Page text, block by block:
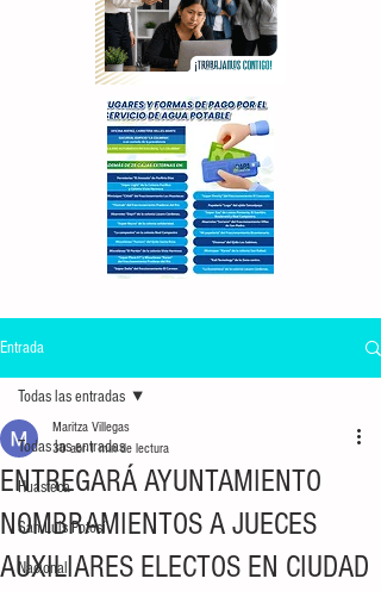
Entrada
Todas las entradas
Huasteca
San Luis Potosí
Nacional
Todas las entradas
ENTREGARÁ AYUNTAMIENTO
NOMBRAMIENTOS A JUECES
AUXILIARES ELECTOS EN CIUDAD
Maritza Villegas
30 abr1 min de lectura